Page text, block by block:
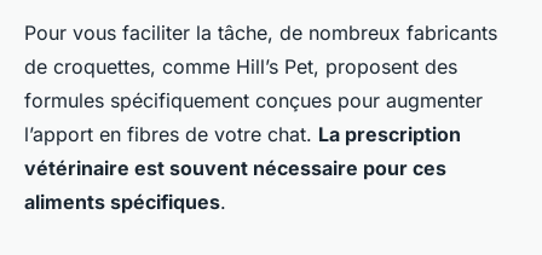
Pour vous faciliter la tâche, de nombreux fabricants
de croquettes, comme Hill’s Pet, proposent des
formules spécifiquement conçues pour augmenter
l’apport en fibres de votre chat. La prescription
vétérinaire est souvent nécessaire pour ces
aliments spécifiques.